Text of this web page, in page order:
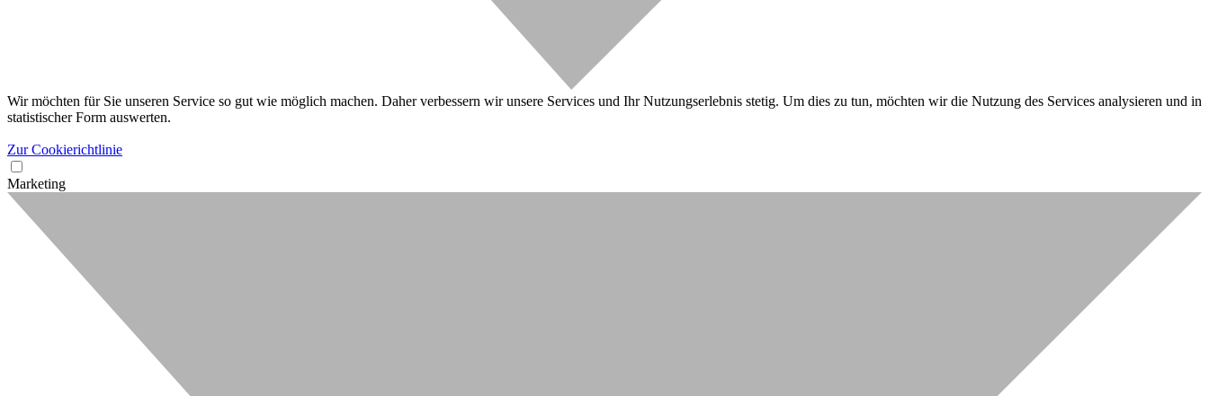
Wir möchten für Sie unseren Service so gut wie möglich machen. Daher verbessern wir unsere Services und Ihr Nutzungserlebnis stetig. Um dies zu tun, möchten wir die Nutzung des Services analysieren und in
statistischer Form auswerten.
Zur Cookierichtlinie
Marketing